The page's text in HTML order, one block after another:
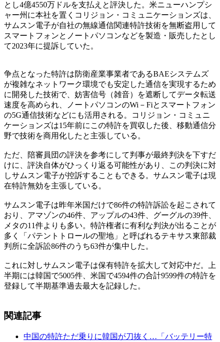
とし4億4550万ドルを支払えと評決した。米ニューハンプシ
ャー州に本社を置くコリジョン・コミュニケーションズは、
サムスン電子が自社の無線通信関連特許技術を無断盗用して
スマートフォンとノートパソコンなどを製造・販売したとし
て2023年に提訴していた。
争点となった特許は防衛産業事業者であるBAEシステムズ
が複雑なネットワーク環境でも安定した通信を実現するため
に開発した技術で、妨害信号（雑音）を遮断してデータ転送
速度を高められ、ノートパソコンのWi－Fiとスマートフォン
の5G通信技術などにも活用される。コリジョン・コミュニ
ケーションズは15年前にこの特許を買収した後、移動通信分
野で技術を商用化したと主張している。
ただ、陪審員団の評決を参考にして判事が最終判決を下すだ
けに、評決自体がひっくり返る可能性があり、この判決に対
しサムスン電子が控訴することもできる。サムスン電子は現
在特許無効を主張している。
サムスン電子は昨年米国だけで86件の特許訴訟を起こされて
おり、アマゾンの46件、アップルの43件、グーグルの39件、
メタの11件よりも多い。特許権者に有利な判決が出ることが
多く「パテントトロールの聖地」と呼ばれるテキサス東部裁
判所に全訴訟86件のうち63件が集中した。
これに対しサムスン電子は保有特許を拡大して対応中だ。上
半期には韓国で5005件、米国で4594件の合計9599件の特許を
登録して半期基準過去最大を記録した。
関連記事
中国の特許ただ乗りに韓国が刀抜く…「バッテリー特